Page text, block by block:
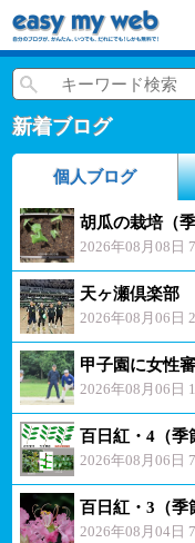
新着ブログ
個人ブログ
胡瓜の栽培（
2026年08月08日
天ヶ瀬倶楽部
2026年08月06日
甲子園に女性
2026年08月06日
百日紅・4（季
2026年08月06日
百日紅・3（季
2026年08月04日